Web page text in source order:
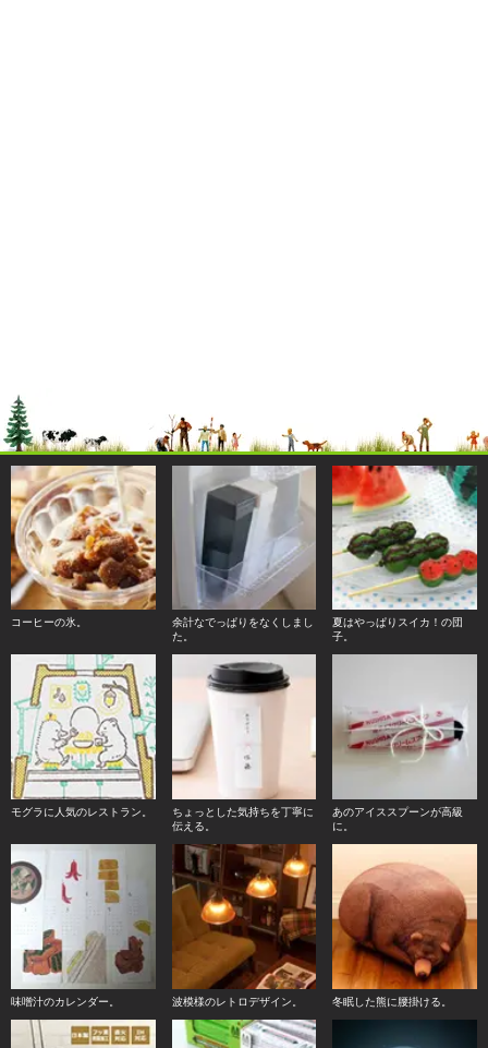
コーヒーの氷。
余計なでっぱりをなくしまし
た。
夏はやっぱりスイカ！の団
子。
モグラに人気のレストラン。
ちょっとした気持ちを丁寧に
伝える。
あのアイススプーンが高級
に。
味噌汁のカレンダー。 波模様のレトロデザイン。 冬眠した熊に腰掛ける。